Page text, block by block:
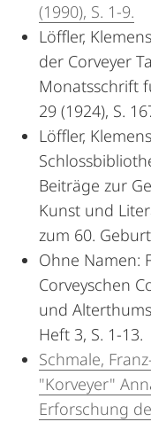
(1990), S. 1-9.
Löffler,
der Corveyer
Monatsschrift
29 (1924), S.
Löffler,
Beiträge zur
Kunst und
zum 60.
Ohne Namen:
Corveyschen
und
Heft 3, S. 1-13.
Schmale,
"Korveyer"
Erforschung